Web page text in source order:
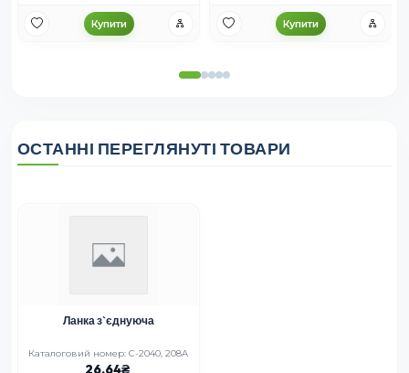
Купити Купити
ОСТАННІ ПЕРЕГЛЯНУТІ ТОВАРИ
Ланка з`єднуюча
Каталоговий номер: C-2040, 208A